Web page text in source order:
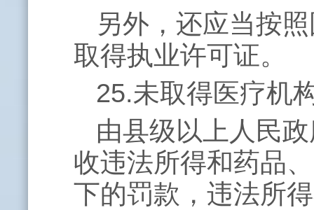
另外，还应当按
取得执业许可证。
25.未取得医疗机
由县级以上人民
收违法所得和药品
下的罚款，违法所